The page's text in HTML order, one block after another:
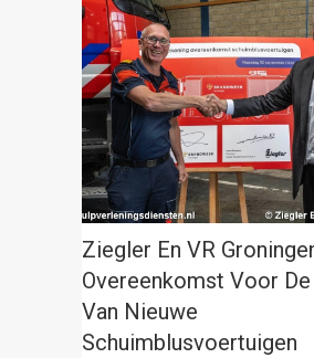
Ziegler En VR
Overeenkomst Voor
Van Nieuwe
Schuimblusvoertuigen